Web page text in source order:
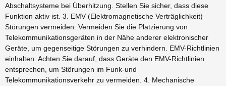
Abschaltsysteme bei Überhitzung. Stellen Sie sicher, dass diese
Funktion aktiv ist. 3. EMV (Elektromagnetische Verträglichkeit)
Störungen vermeiden: Vermeiden Sie die Platzierung von
Telekommunikationsgeräten in der Nähe anderer elektronischer
Geräte, um gegenseitige Störungen zu verhindern. EMV-Richtlinien
einhalten: Achten Sie darauf, dass Geräte den EMV-Richtlinien
entsprechen, um Störungen im Funk-und
Telekommunikationsverkehr zu vermeiden. 4. Mechanische